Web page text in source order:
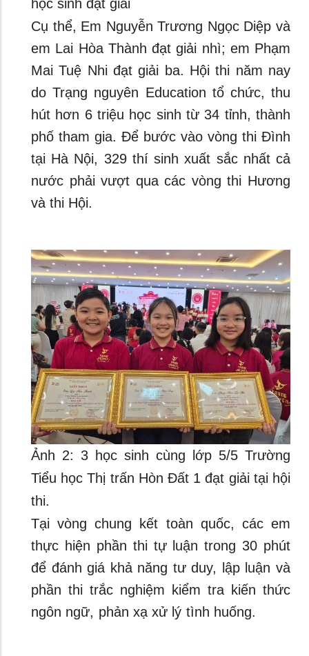
học sinh đạt giải
Cụ thể, Em Nguyễn Trương Ngọc Diệp và
em Lai Hòa Thành đạt giải nhì; em Phạm
Mai Tuệ Nhi đạt giải ba. Hội thi năm nay
do Trạng nguyên Education tổ chức, thu
hút hơn 6 triệu học sinh từ 34 tỉnh, thành
phố tham gia. Để bước vào vòng thi Đình
tại Hà Nội, 329 thí sinh xuất sắc nhất cả
nước phải vượt qua các vòng thi Hương
và thi Hội.
Ảnh 2: 3 học sinh cùng lớp 5/5 Trường
Tiểu học Thị trấn Hòn Đất 1 đạt giải tại hội
thi.
Tại vòng chung kết toàn quốc, các em
thực hiện phần thi tự luận trong 30 phút
để đánh giá khả năng tư duy, lập luận và
phần thi trắc nghiệm kiểm tra kiến thức
ngôn ngữ, phản xạ xử lý tình huống.